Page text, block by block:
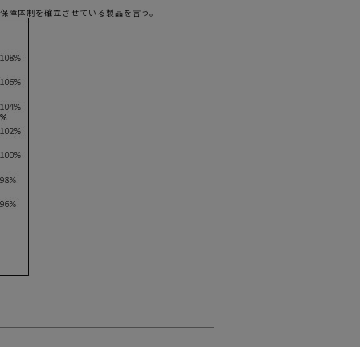
体制を確立させている製品を言う。